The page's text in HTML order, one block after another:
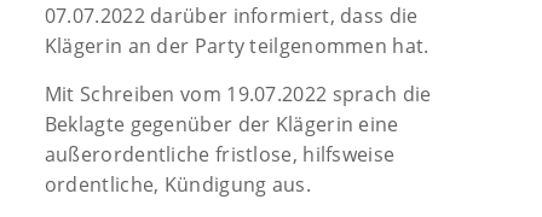
07.07.2022 darüber informiert, dass die
Klägerin an der Party teilgenommen hat.
Mit Schreiben vom 19.07.2022 sprach die
Beklagte gegenüber der Klägerin eine
außerordentliche fristlose, hilfsweise
ordentliche, Kündigung aus.